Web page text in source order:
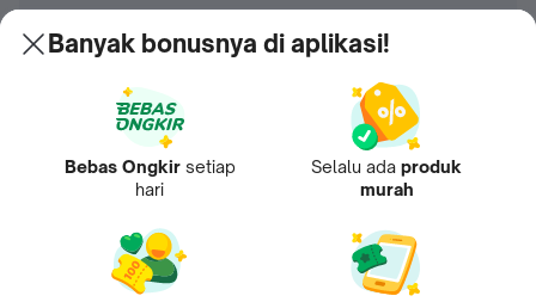
Banyak bonusnya di aplikasi!
Bebas Ongkir setiap
hari
Selalu ada produk
murah